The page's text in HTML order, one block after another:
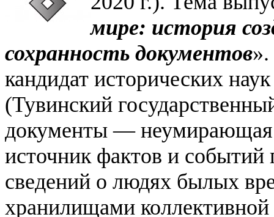
мире: история
сохранность документов
кандидат исторических
(Тувинский
документы — неумирающая
источник фактов и
сведений о людях былых
хранилищами коллективной